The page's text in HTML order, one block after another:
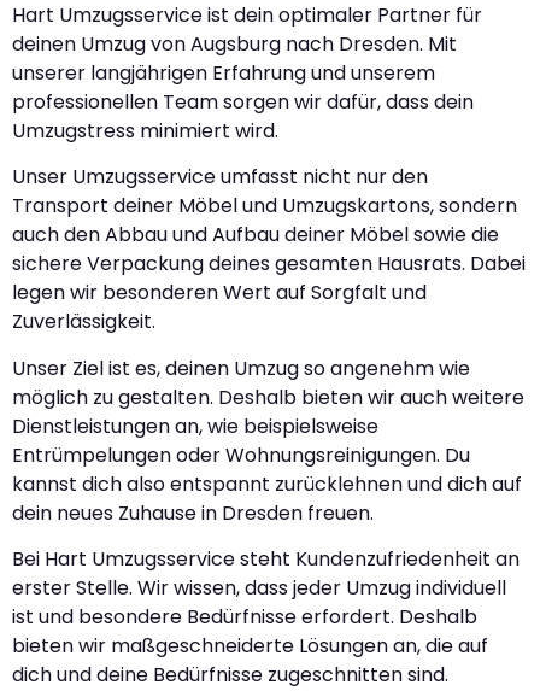
Hart Umzugsservice ist dein optimaler Partner für
deinen Umzug von Augsburg nach Dresden. Mit
unserer langjährigen Erfahrung und unserem
professionellen Team sorgen wir dafür, dass dein
Umzugstress minimiert wird.
Unser Umzugsservice umfasst nicht nur den
Transport deiner Möbel und Umzugskartons, sondern
auch den Abbau und Aufbau deiner Möbel sowie die
sichere Verpackung deines gesamten Hausrats. Dabei
legen wir besonderen Wert auf Sorgfalt und
Zuverlässigkeit.
Unser Ziel ist es, deinen Umzug so angenehm wie
möglich zu gestalten. Deshalb bieten wir auch weitere
Dienstleistungen an, wie beispielsweise
Entrümpelungen oder Wohnungsreinigungen. Du
kannst dich also entspannt zurücklehnen und dich auf
dein neues Zuhause in Dresden freuen.
Bei Hart Umzugsservice steht Kundenzufriedenheit an
erster Stelle. Wir wissen, dass jeder Umzug individuell
ist und besondere Bedürfnisse erfordert. Deshalb
bieten wir maßgeschneiderte Lösungen an, die auf
dich und deine Bedürfnisse zugeschnitten sind.